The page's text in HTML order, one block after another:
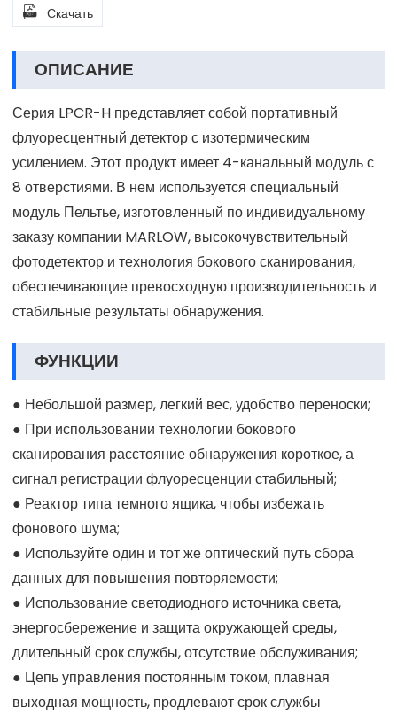
 Скачать
ОПИСАНИЕ
Серия LPCR-H представляет собой портативный
флуоресцентный детектор с изотермическим
усилением. Этот продукт имеет 4-канальный модуль с
8 отверстиями. В нем используется специальный
модуль Пельтье, изготовленный по индивидуальному
заказу компании MARLOW, высокочувствительный
фотодетектор и технология бокового сканирования,
обеспечивающие превосходную производительность и
стабильные результаты обнаружения.
ФУНКЦИИ
● Небольшой размер, легкий вес, удобство переноски;
● При использовании технологии бокового
сканирования расстояние обнаружения короткое, а
сигнал регистрации флуоресценции стабильный;
● Реактор типа темного ящика, чтобы избежать
фонового шума;
● Используйте один и тот же оптический путь сбора
данных для повышения повторяемости;
● Использование светодиодного источника света,
энергосбережение и защита окружающей среды,
длительный срок службы, отсутствие обслуживания;
● Цепь управления постоянным током, плавная
выходная мощность, продлевают срок службы